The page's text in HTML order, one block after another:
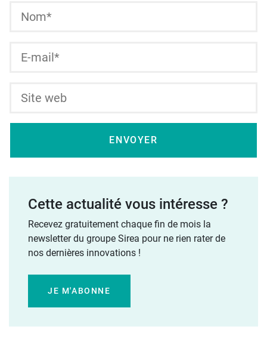
Cette actualité vous intéresse ?
Recevez gratuitement chaque fin de mois la
newsletter du groupe Sirea pour ne rien rater de
nos dernières innovations !
JE M'ABONNE